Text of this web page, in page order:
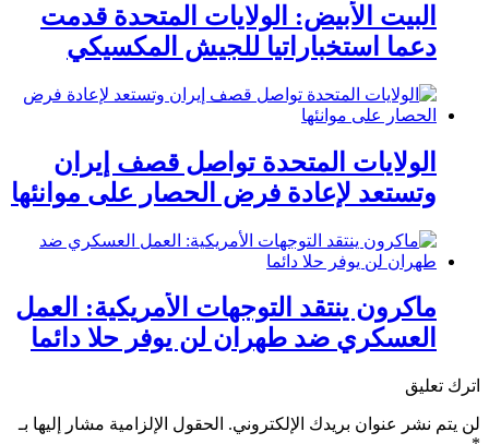
البيت الأبيض: الولايات المتحدة قدمت
دعما استخباراتيا للجيش المكسيكي
للقبض على زعيم المخدرات “إل مينتشو
الولايات المتحدة تواصل قصف إيران
وتستعد لإعادة فرض الحصار على موانئها
ماكرون ينتقد التوجهات الأمريكية: العمل
العسكري ضد طهران لن يوفر حلا دائما
تعليق
نشر عنوان بريدك الإلكتروني. الحقول الإلزامية مشار إليها بـ